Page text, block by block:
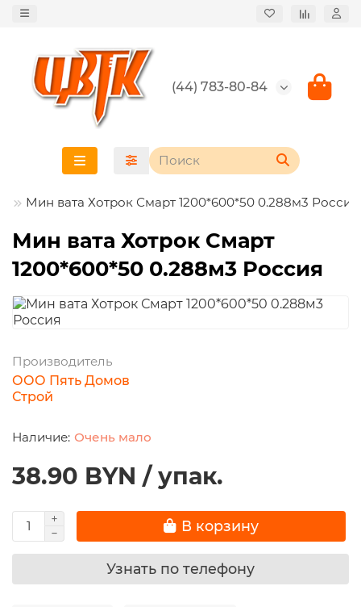
(44) 783-80-84
Мин вата Хотрок Смарт 1200*600*50 0.288м3 Россия
Мин вата Хотрок Смарт
1200*600*50 0.288м3 Россия
Производитель
ООО Пять Домов
Строй
Очень мало
38.90 BYN / упак.
В корзину
Узнать по телефону